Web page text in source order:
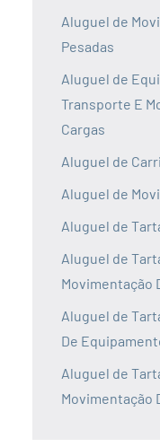
Aluguel de
Pesadas
Aluguel de
Transporte E
Cargas
Aluguel de
Aluguel de
Aluguel de
Aluguel de
Movimentação
Aluguel de
De
Aluguel de
Movimentação